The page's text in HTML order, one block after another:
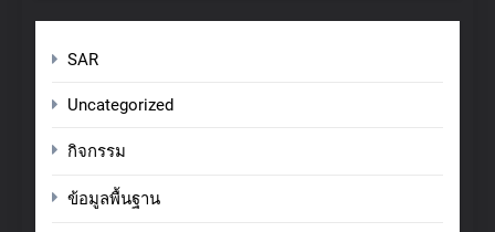
SAR
Uncategorized
กิจกรรม
ข้อมูลพื้นฐาน